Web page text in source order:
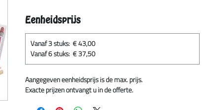
Eenheidsprijs
Vanaf 3 stuks: € 43,00
Vanaf 6 stuks: € 37,50
Aangegeven eenheidsprijs is de max. prijs.
Exacte prijzen ontvangt u in de offerte.